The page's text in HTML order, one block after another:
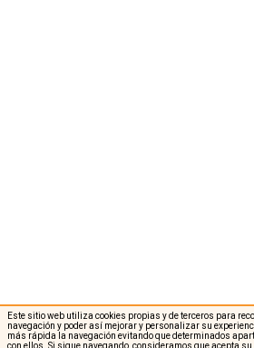
Este sitio web utiliza cookies propias y de terceros para
navegación y poder así mejorar y personalizar su
más rápida la navegación evitando que determinados
con ellos. Si sigue navegando, consideramos que acepta